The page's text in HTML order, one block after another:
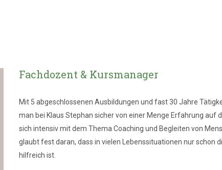
Fachdozent & Kursmanager
Mit 5 abgeschlossenen Ausbildungen und fast 30 Jahre
man bei Klaus Stephan sicher von einer Menge Erfahrung auf
sich intensiv mit dem Thema Coaching und Begleiten von
glaubt fest daran, dass in vielen Lebenssituationen nur schon
hilfreich ist.